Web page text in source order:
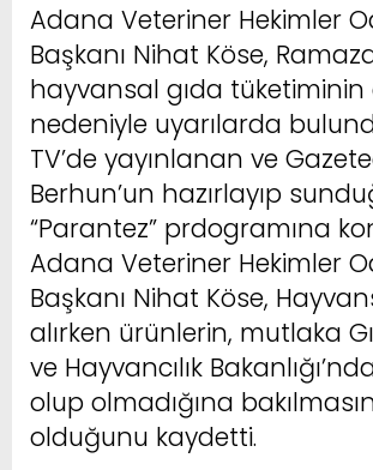
Adana Veteriner Hekimler
Başkanı Nihat Köse,
hayvansal gıda tüketiminin
nedeniyle uyarılarda
TV’de yayınlanan ve
Berhun’un hazırlayıp
“Parantez” prdogramına
Adana Veteriner Hekimler
Başkanı Nihat Köse,
alırken ürünlerin, mutlaka
ve Hayvancılık
olup olmadığına
olduğunu kaydetti.